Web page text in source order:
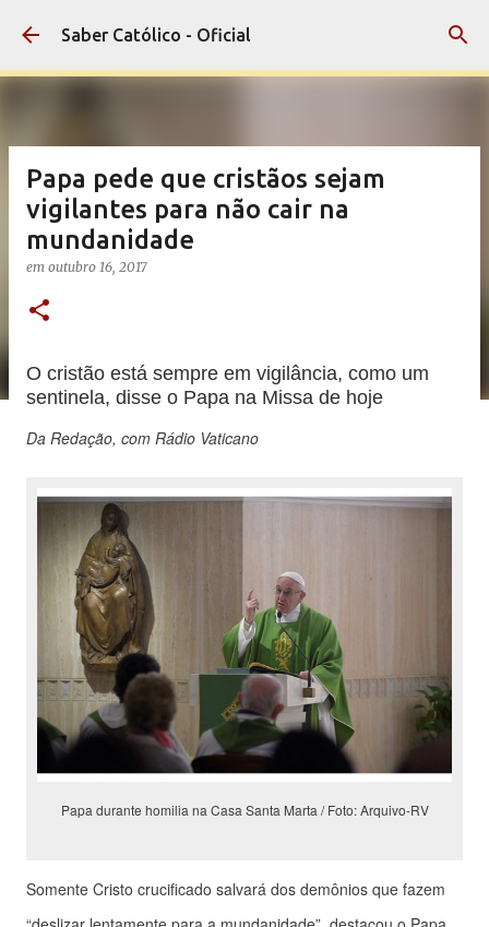
Pular para o conteúdo principal
Saber Católico - Oficial
Papa pede que cristãos sejam
vigilantes para não cair na
mundanidade
em outubro 16, 2017
O cristão está sempre em vigilância, como um
sentinela, disse o Papa na Missa de hoje
Da Redação, com Rádio Vaticano
Papa durante homilia na Casa Santa Marta / Foto: Arquivo-RV
Somente Cristo crucificado salvará dos demônios que fazem